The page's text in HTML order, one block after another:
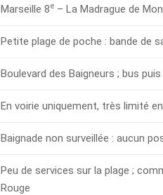
Marseille 8e – La Madrague de
Petite plage de poche : bande de
Boulevard des Baigneurs ; bus
En voirie uniquement, très limité
Baignade non surveillée : aucun
Peu de services sur la plage ;
Rouge